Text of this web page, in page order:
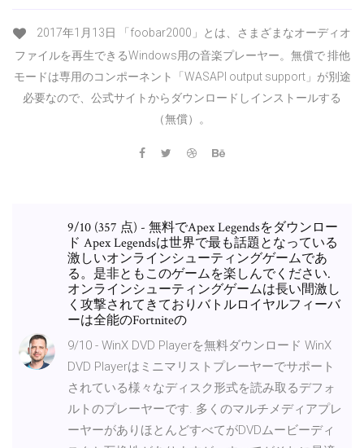
2017年1月13日 「foobar2000」とは、さまざまなオーディオ
ファイルを再生できるWindows用の音楽プレーヤー。無償で 排他
モードは専用のコンポーネント「WASAPI output support」が別途
必要なので、公式サイトからダウンロードしインストールする
（無償）。
9/10 (357 点) - 無料でApex Legendsをダウンロー
ド Apex Legendsは世界で最も話題となっている
激しいオンラインシューティングゲームであ
る。是非ともこのゲームを楽しんでください.
オンラインシューティングゲームは長い間激し
く攻撃されてきておりバトルロイヤルフィーバ
ーは全能のFortniteの
9/10 - WinX DVD Playerを無料ダウンロード WinX
DVD Playerはミニマリストプレーヤーでサポート
されている様々なディスク形式を読み取るデフォ
ルトのプレーヤーです. 多くのマルチメディアプレ
ーヤーがありほとんどすべてがDVDムービーディ